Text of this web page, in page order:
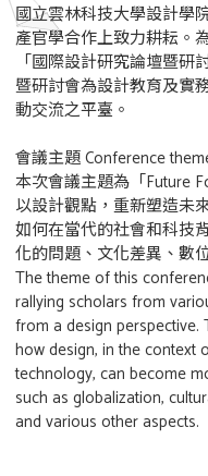
國立雲林科技大學設計學
產官學合作上致力耕耘。
「國際設計研究論壇暨
暨研討會為設計教育及實
動交流之平臺。
會議主題 Conference
本次會議主題為「Future
以設計觀點，重新塑造未
如何在當代的社會和科技
化的問題、文化差異、數
The theme of this
rallying scholars from
from a design perspective.
how design, in the context
technology, can become
such as globalization,
and various other aspects.